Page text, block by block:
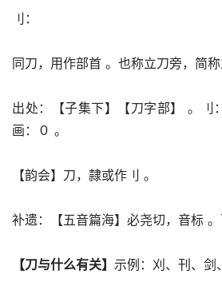
刂：
同刀，用作部首 。也称立刀旁，简称
出处：【子集下】【刀字部】 。刂
画：０ 。
【韵会】刀，隷或作刂 。
补遗：【五音篇海】必尧切，音标 。
【刀与什么有关】 示例：刈、刊、剑